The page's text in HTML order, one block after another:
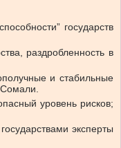
государств
раздробленность в
и стабильные
уровень рисков;
эксперты